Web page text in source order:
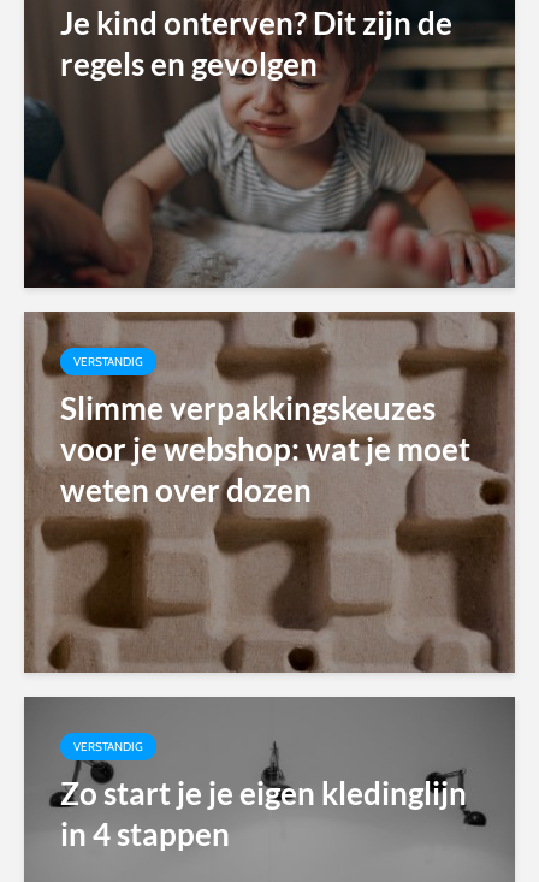
Je kind onterven? Dit zijn de
regels en gevolgen
VERSTANDIG
Slimme verpakkingskeuzes
voor je webshop: wat je moet
weten over dozen
VERSTANDIG
Zo start je je eigen kledinglijn
in 4 stappen